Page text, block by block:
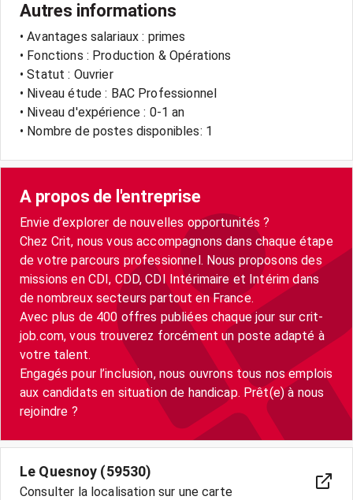
Autres informations
• Avantages salariaux : primes
• Fonctions : Production & Opérations
• Statut : Ouvrier
• Niveau étude : BAC Professionnel
• Niveau d'expérience : 0-1 an
• Nombre de postes disponibles: 1
A propos de l'entreprise
Envie d’explorer de nouvelles opportunités ?
Chez Crit, nous vous accompagnons dans chaque étape
de votre parcours professionnel. Nous proposons des
missions en CDI, CDD, CDI Intérimaire et Intérim dans
de nombreux secteurs partout en France.
Avec plus de 400 offres publiées chaque jour sur crit-
job.com, vous trouverez forcément un poste adapté à
votre talent.
Engagés pour l’inclusion, nous ouvrons tous nos emplois
aux candidats en situation de handicap. Prêt(e) à nous
rejoindre ?
Le Quesnoy (59530)
Consulter la localisation sur une carte